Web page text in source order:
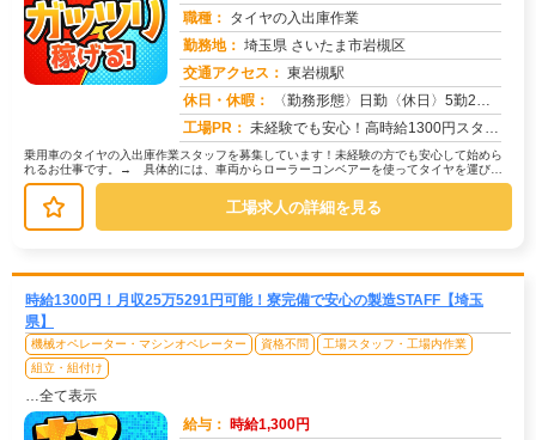
職種： タイヤの入出庫作業
勤務地： 埼玉県 さいたま市岩槻区
交通アクセス： 東岩槻駅
休日・休暇：
〈勤務形態〉日勤〈休日〉5勤2休★ＧＷ★夏季休暇★冬季休暇★年末年始
工場PR： 未経験でも安心！高時給1300円スタートの求人です！→ 先輩スタッフが丁寧に指導しますので、安心して始められます。...
乗用車のタイヤの入出庫作業スタッフを募集しています！未経験の方でも安心して始めら
れるお仕事です。→ 具体的には、車両からローラーコンベアーを使ってタイヤを運び、
パレットに積み替える作業が中心です...
工場求人の詳細を見る
時給1300円！月収25万5291円可能！寮完備で安心の製造STAFF【埼玉
県】
機械オペレーター・マシンオペレーター 資格不問
工場スタッフ・工場内作業
組立・組付け
…全て表示
給与： 時給1,300円